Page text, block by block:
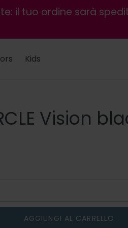
il tuo ordine sarà
Kids
Vision
AGGIUNGI AL CARRELLO